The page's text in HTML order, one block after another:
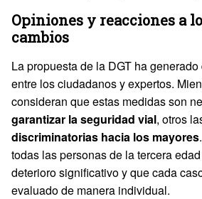
Opiniones y reacciones a
cambios
La propuesta de la DGT ha
entre los ciudadanos y expertos.
consideran que estas medidas son
garantizar la seguridad vial, otros
discriminatorias hacia los mayores
todas las personas de la tercera
deterioro significativo y que cada
evaluado de manera individual.